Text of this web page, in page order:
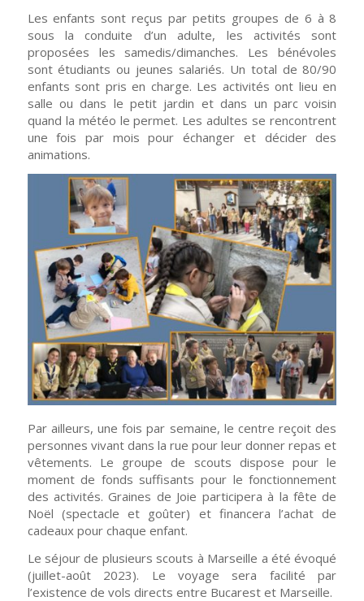
Les enfants sont reçus par petits groupes de 6 à 8
sous la conduite d’un adulte, les activités sont
proposées les samedis/dimanches. Les bénévoles
sont étudiants ou jeunes salariés. Un total de 80/90
enfants sont pris en charge. Les activités ont lieu en
salle ou dans le petit jardin et dans un parc voisin
quand la météo le permet. Les adultes se rencontrent
une fois par mois pour échanger et décider des
animations.
Par ailleurs, une fois par semaine, le centre reçoit des
personnes vivant dans la rue pour leur donner repas et
vêtements. Le groupe de scouts dispose pour le
moment de fonds suffisants pour le fonctionnement
des activités. Graines de Joie participera à la fête de
Noël (spectacle et goûter) et financera l’achat de
cadeaux pour chaque enfant.
Le séjour de plusieurs scouts à Marseille a été évoqué
(juillet-août 2023). Le voyage sera facilité par
l’existence de vols directs entre Bucarest et Marseille.